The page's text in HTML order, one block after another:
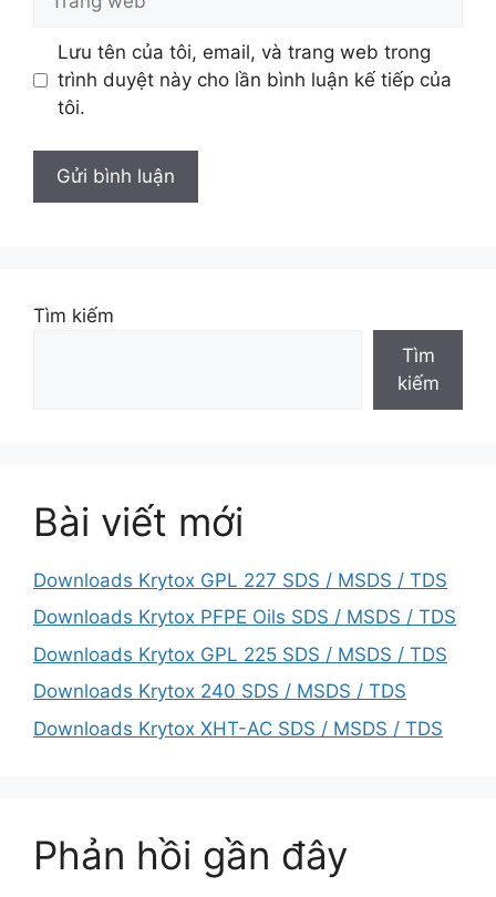
Lưu tên của tôi, email, và trang web trong
trình duyệt này cho lần bình luận kế tiếp của
tôi.
Tìm kiếm
Tìm
kiếm
Bài viết mới
Downloads Krytox GPL 227 SDS / MSDS / TDS
Downloads Krytox PFPE Oils SDS / MSDS / TDS
Downloads Krytox GPL 225 SDS / MSDS / TDS
Downloads Krytox 240 SDS / MSDS / TDS
Downloads Krytox XHT-AC SDS / MSDS / TDS
Phản hồi gần đây